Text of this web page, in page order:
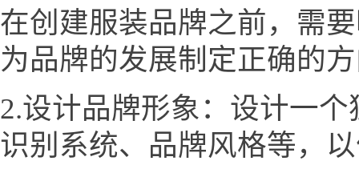
在创建服装品牌之前，需
为品牌的发展制定正确的
2.设计品牌形象：设计一
识别系统、品牌风格等，